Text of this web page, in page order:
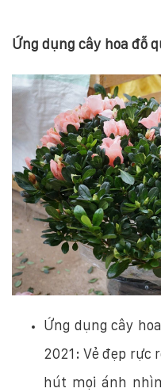
Ứng dụng cây hoa đỗ
Ứng dụng cây
2021: Vẻ đẹp rực
hút mọi ánh